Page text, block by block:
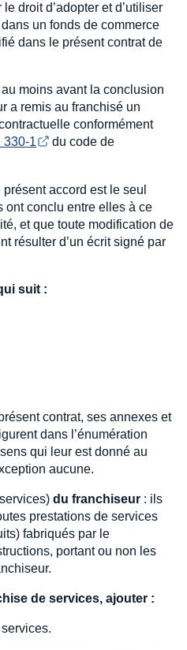
droit d’adopter et d’utiliser
un fonds de commerce
dans le présent contrat de
au moins avant la conclusion
a remis au franchisé un
conformément
330-1
du code de
accord est le seul
ont conclu entre elles à ce
et que toute modification de
résulter d’un écrit signé par
suit :
contrat, ses annexes et
dans l’énumération
qui leur est donné au
aucune.
du franchiseur : ils
prestations de services
fabriqués par le
portant ou non les
de services, ajouter :